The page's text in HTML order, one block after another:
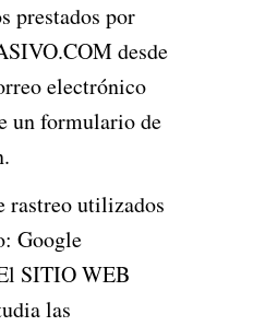
prestados por
desde
electrónico
un formulario de
rastreo utilizados
Google
SITIO WEB
las